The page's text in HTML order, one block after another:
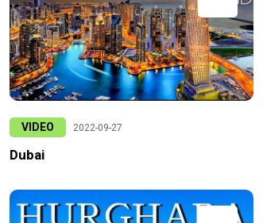
VIDEO 2022-09-27
Dubai